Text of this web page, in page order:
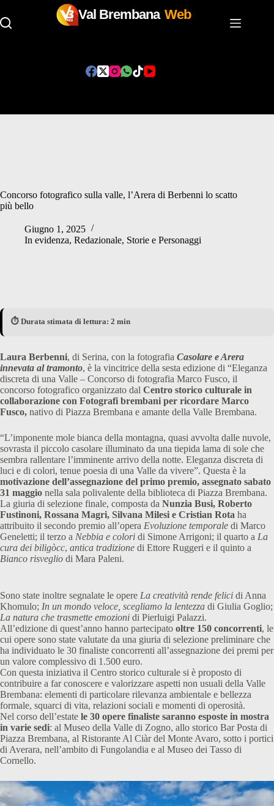
Val Brembana Web
Concorso fotografico sulla valle, l’Arera di Berbenni lo scatto
più bello
Giugno 1, 2025
In evidenza, Redazionale, Storie e Personaggi
⏱️ Durata stimata di lettura: 2 min
Laura Berbenni, di Serina, con la fotografia Casolare e Arera
innevata al tramonto, è la vincitrice della sesta edizione di “Eleganza
discreta di una Valle – Concorso di fotografia Marco Fusco, il
concorso fotografico organizzato dal Centro storico culturale in
collaborazione con Fotografi brembani per ricordare Marco
Fusco, nativo di Piazza Brembana e amante della Valle Brembana.
“L’imponente mole bianca della montagna, quasi avvolta dalle nuvole,
sovrasta il piccolo casolare illuminato da una tiepida lama di sole che
sembra rallentare l’imminente arrivo della notte. Eleganza discreta di
luci e di colori, tenue poesia di una Valle da vivere”. Questa è la
motivazione dell’assegnazione del primo premio, assegnato sabato
31 maggio nella sala polivalente della biblioteca di Piazza Brembana.
La giuria di selezione finale, composta da Nunzia Busi, Roberto
Fustinoni, Rossana Magri, Silvana Milesi e Cristian Rota ha
attribuito il secondo premio all’opera Evoluzione temporale di Marco
Geneletti; il terzo a Nebbia e colori di Simone Arrigoni; il quarto a La
cura dei biligòcc, antica tradizione di Ettore Ruggeri e il quinto a
Bianco risveglio di Mara Paleni.
Sono state inoltre segnalate le opere La creatività rende felici di Anna
Khomulo; In un mondo veloce, scegliamo la lentezza di Giulia Goglio;
La natura che trasmette emozioni di Pierluigi Palazzi.
All’edizione di quest’anno hanno partecipato oltre 150 concorrenti, le
cui opere sono state valutate da una giuria di selezione preliminare che
ha individuato le 30 finaliste concorrenti all’assegnazione dei premi per
un valore complessivo di 1.500 euro.
Con questa iniziativa il Centro storico culturale si è proposto di
contribuire a far conoscere e valorizzare aspetti non usuali della Valle
Brembana: elementi di particolare rilevanza ambientale e bellezza
formale, squarci di vita, relazioni sociali e momenti di operosità.
Nel corso dell’estate le 30 opere finaliste saranno esposte in mostra
in varie sedi: al Museo della Valle di Zogno, allo storico Bar Posta di
Piazza Brembana, al Ristorante Al Ciàr del Monte Avaro, sotto i portici
di Averara, nell’ambito di Fungolandia e al Museo dei Tasso di
Cornello.